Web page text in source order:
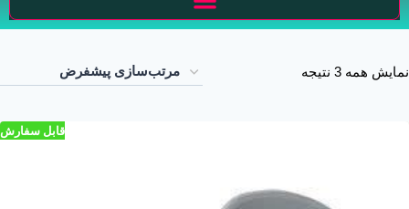
نمایش همه 3 نتیجه
قابل سفارش